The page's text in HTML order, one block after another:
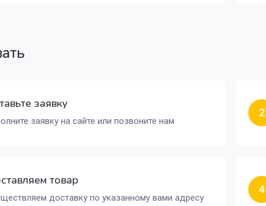
заявку
заявку на сайте или позвоните нам
2
товар
доставку по указанному вами адресу
4